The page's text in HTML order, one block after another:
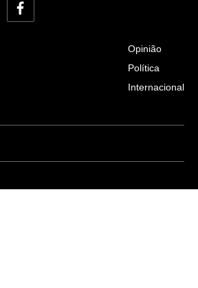
Facebook
Opinião
Política
Internacional